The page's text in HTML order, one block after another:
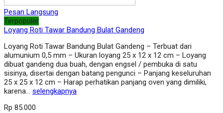
Pesan Langsung
Terpopuler
Loyang Roti Tawar Bandung Bulat Gandeng
Loyang Roti Tawar Bandung Bulat Gandeng – Terbuat dari
alumunium 0,5 mm – Ukuran loyang 25 x 12 x 12 cm – Loyang
dibuat gandeng dua buah, dengan engsel / pembuka di satu
sisinya, disertai dengan batang pengunci – Panjang keseluruhan
25 x 25 x 12 cm – Harap perhatikan panjang oven yang dimiliki,
karena… selengkapnya
Rp 85.000